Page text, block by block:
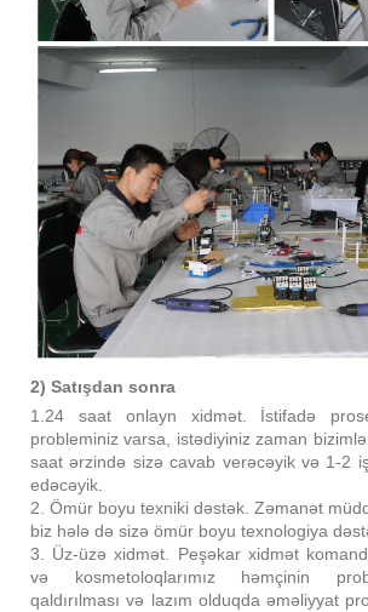
2) Satışdan sonra
1.24 saat onlayn xidmət. İstifadə
probleminiz varsa, istədiyiniz zaman
saat ərzində sizə cavab verəcəyik və 1-2
edəcəyik.
2. Ömür boyu texniki dəstək. Zəmanət
biz hələ də sizə ömür boyu texnologiya
3. Üz-üzə xidmət. Peşəkar xidmət
və kosmetoloqlarımız həmçinin
qaldırılması və lazım olduqda əməliyyat